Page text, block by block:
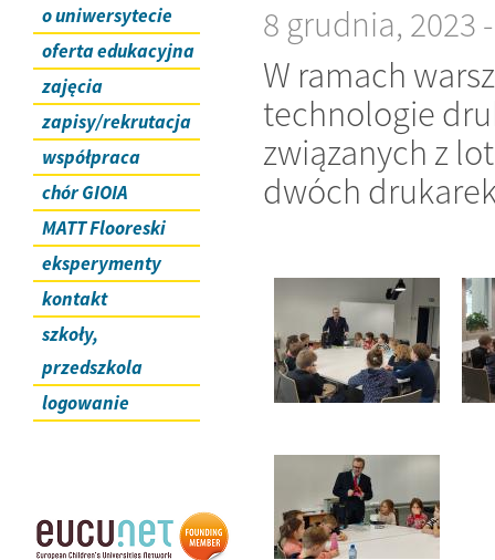
o uniwersytecie
oferta edukacyjna
zajęcia
zapisy/rekrutacja
współpraca
chór GIOIA
MATT Flooreski
eksperymenty
kontakt
szkoły,
przedszkola
logowanie
8 grudnia, 2023
W ramach
technologie
związanych z
dwóch